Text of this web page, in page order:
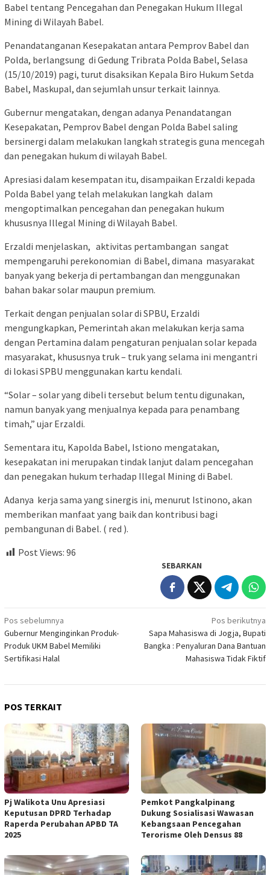
Babel tentang Pencegahan dan Penegakan Hukum Illegal
Mining di Wilayah Babel.
Penandatanganan Kesepakatan antara Pemprov Babel dan
Polda, berlangsung di Gedung Tribrata Polda Babel, Selasa
(15/10/2019) pagi, turut disaksikan Kepala Biro Hukum Setda
Babel, Maskupal, dan sejumlah unsur terkait lainnya.
Gubernur mengatakan, dengan adanya Penandatangan
Kesepakatan, Pemprov Babel dengan Polda Babel saling
bersinergi dalam melakukan langkah strategis guna mencegah
dan penegakan hukum di wilayah Babel.
Apresiasi dalam kesempatan itu, disampaikan Erzaldi kepada
Polda Babel yang telah melakukan langkah dalam
mengoptimalkan pencegahan dan penegakan hukum
khususnya Illegal Mining di Wilayah Babel.
Erzaldi menjelaskan, aktivitas pertambangan sangat
mempengaruhi perekonomian di Babel, dimana masyarakat
banyak yang bekerja di pertambangan dan menggunakan
bahan bakar solar maupun premium.
Terkait dengan penjualan solar di SPBU, Erzaldi
mengungkapkan, Pemerintah akan melakukan kerja sama
dengan Pertamina dalam pengaturan penjualan solar kepada
masyarakat, khususnya truk – truk yang selama ini mengantri
di lokasi SPBU menggunakan kartu kendali.
“Solar – solar yang dibeli tersebut belum tentu digunakan,
namun banyak yang menjualnya kepada para penambang
timah,” ujar Erzaldi.
Sementara itu, Kapolda Babel, Istiono mengatakan,
kesepakatan ini merupakan tindak lanjut dalam pencegahan
dan penegakan hukum terhadap Illegal Mining di Babel.
Adanya kerja sama yang sinergis ini, menurut Istinono, akan
memberikan manfaat yang baik dan kontribusi bagi
pembangunan di Babel. ( red ).
Post Views: 96
SEBARKAN
Navigasi
pos
Pos sebelumnya
Gubernur Menginginkan Produk-
Produk UKM Babel Memiliki
Sertifikasi Halal
Pos berikutnya
Sapa Mahasiswa di Jogja, Bupati
Bangka : Penyaluran Dana Bantuan
Mahasiswa Tidak Fiktif
POS TERKAIT
Pj Walikota Unu Apresiasi
Keputusan DPRD Terhadap
Raperda Perubahan APBD TA
2025
Pemkot Pangkalpinang
Dukung Sosialisasi Wawasan
Kebangsaan Pencegahan
Terorisme Oleh Densus 88